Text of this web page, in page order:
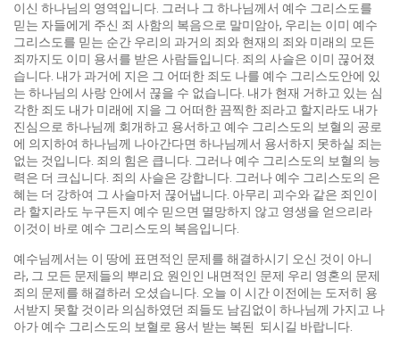
이신 하나님의 영역입니다. 그러나 그 하나님께서 예수 그리스도를
믿는 자들에게 주신 죄 사함의 복음으로 말미암아, 우리는 이미 예수
그리스도를 믿는 순간 우리의 과거의 죄와 현재의 죄와 미래의 모든
죄까지도 이미 용서를 받은 사람들입니다. 죄의 사슬은 이미 끊어졌
습니다. 내가 과거에 지은 그 어떠한 죄도 나를 예수 그리스도안에 있
는 하나님의 사랑 안에서 끊을 수 없습니다. 내가 현재 거하고 있는 심
각한 죄도 내가 미래에 지을 그 어떠한 끔찍한 죄라고 할지라도 내가
진심으로 하나님께 회개하고 용서하고 예수 그리스도의 보혈의 공로
에 의지하여 하나님께 나아간다면 하나님께서 용서하지 못하실 죄는
없는 것입니다. 죄의 힘은 큽니다. 그러나 예수 그리스도의 보혈의 능
력은 더 크십니다. 죄의 사슬은 강합니다. 그러나 예수 그리스도의 은
혜는 더 강하여 그 사슬마저 끊어냅니다. 아무리 괴수와 같은 죄인이
라 할지라도 누구든지 예수 믿으면 멸망하지 않고 영생을 얻으리라
이것이 바로 예수 그리스도의 복음입니다.
예수님께서는 이 땅에 표면적인 문제를 해결하시기 오신 것이 아니
라, 그 모든 문제들의 뿌리요 원인인 내면적인 문제 우리 영혼의 문제
죄의 문제를 해결하러 오셨습니다. 오늘 이 시간 이전에는 도저히 용
서받지 못할 것이라 의심하였던 죄들도 남김없이 하나님께 가지고 나
아가 예수 그리스도의 보혈로 용서 받는 복된 되시길 바랍니다.